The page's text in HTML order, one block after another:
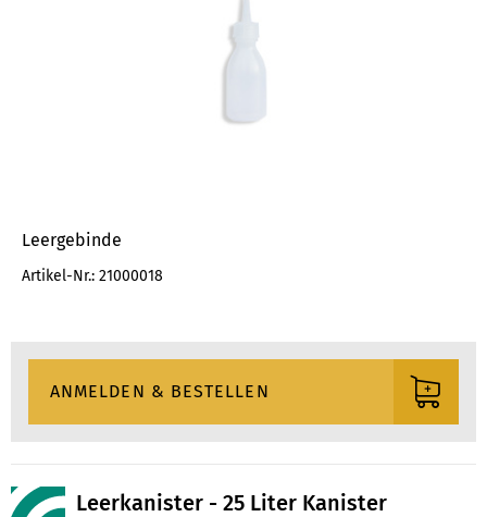
Leergebinde
Artikel-Nr.: 21000018
Leerkanister - 25 Liter Kanister